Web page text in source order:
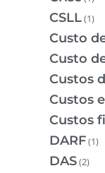
CSLL(1)
Custo
Custo
Custos
Custos
Custos
DARF(1)
DAS(2)